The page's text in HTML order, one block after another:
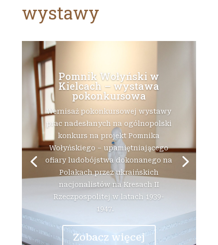
wystawy
Pomnik Wołyński w
Kielcach – wystawa
pokonkursowa
Wernisaż pokonkursowej wystawy
prac nadesłanych na ogólnopolski
konkurs na projekt Pomnika
Wołyńskiego – upamiętniającego
ofiary ludobójstwa dokonanego na
Polakach przez ukraińskich
nacjonalistów na Kresach II
Rzeczpospolitej w latach 1939-
1947.
Zobacz więcej